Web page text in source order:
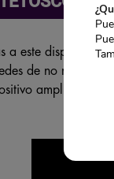
a este dispositivo
de no mas de
amplificará el